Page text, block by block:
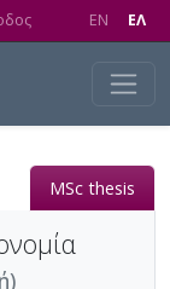
EN EΛ
MSc thesis